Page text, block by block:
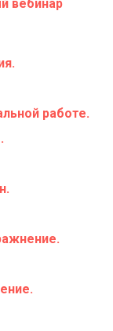
вебинар
работе.